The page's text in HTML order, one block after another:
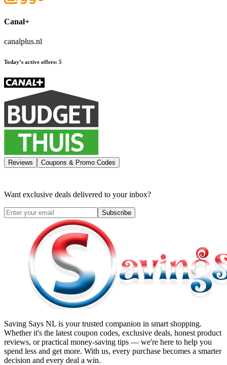
Canal+
canalplus.nl
Today’s active offers: 5
Reviews Coupons & Promo Codes
Want exclusive deals delivered to your inbox?
Subscribe
Saving Says NL is your trusted companion in smart shopping.
Whether it's the latest coupon codes, exclusive deals, honest product
reviews, or practical money-saving tips — we're here to help you
spend less and get more. With us, every purchase becomes a smarter
decision and every deal a win.